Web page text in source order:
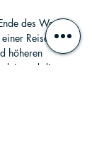
des Weges,
Reise zu
höheren
und die